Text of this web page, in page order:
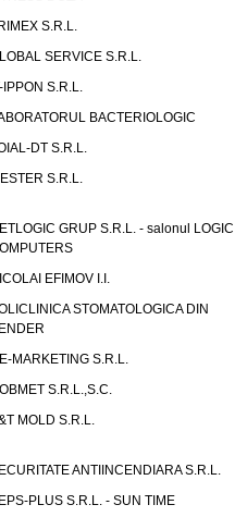
S.R.L.
SERVICE S.R.L.
IPPON S.R.L.
BACTERIOLOGIC
DT S.R.L.
S.R.L.
GRUP S.R.L. - salonul LOGIC
EFIMOV I.I.
STOMATOLOGICA DIN
MARKETING S.R.L.
S.R.L.,S.C.
MOLD S.R.L.
ANTIINCENDIARA S.R.L.
PLUS S.R.L. - SUN TIME